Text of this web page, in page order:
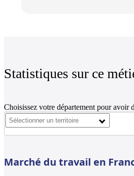
Statistiques sur ce
Choisissez votre département pour avoir
Marché du travail en